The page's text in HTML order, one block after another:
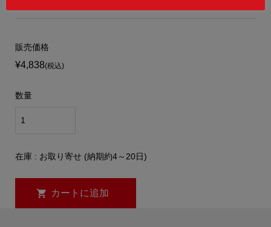
販売価格
¥4,838(税込)
数量
在庫 : お取り寄せ (納期約4～20日)